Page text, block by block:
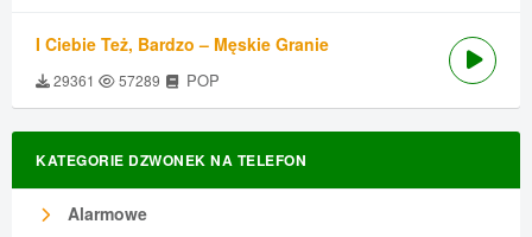
I Ciebie Też, Bardzo – Męskie Granie
29361 57289 POP
KATEGORIE DZWONEK NA TELEFON
Alarmowe